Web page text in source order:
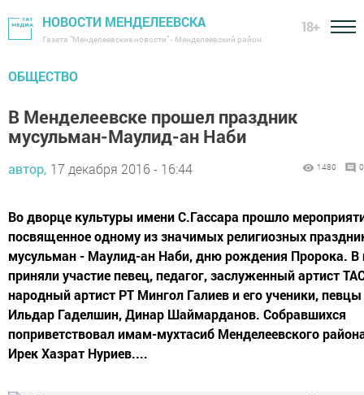
НОВОСТИ МЕНДЕЛЕЕВСКА
Газета "Менделеевские новости" - Менделеевский район
18+
ОБЩЕСТВО
В Менделеевске прошел праздник
мусульман-Маулид-ан Наби
автор, 17 декабря 2016 - 16:44 1480 0
Во дворце культуры имени С.Гассара прошло
посвященное одному из значимых религиозных
мусульман - Маулид-ан Наби, дню рождения Пророка. В
приняли участие певец, педагог, заслуженный артист
народный артист РТ Мингол Галиев и его ученики, певцы
Ильдар Гаделшин, Динар Шаймарданов. Собравшихся
поприветствовал имам-мухтасиб Менделеевского
Ирек Хазрат Нуриев....